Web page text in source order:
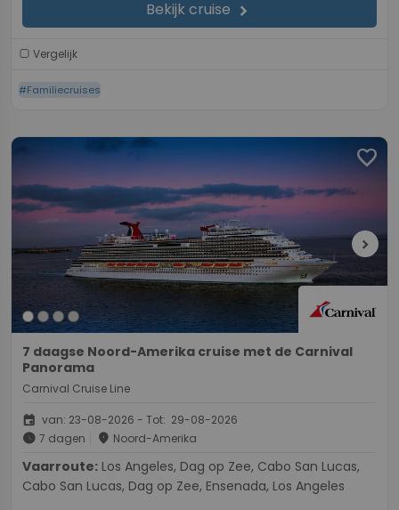
Bekijk cruise chevron_right
Vergelijk
#Familiecruises
favorite
chevron_right
7 daagse Noord-Amerika cruise met de Carnival
Panorama
Carnival Cruise Line
event van: 23-08-2026 - Tot: 29-08-2026
schedule 7 dagen place Noord-Amerika
Vaarroute:
Cabo San Lucas, Dag op Zee, Ensenada, Los Angeles